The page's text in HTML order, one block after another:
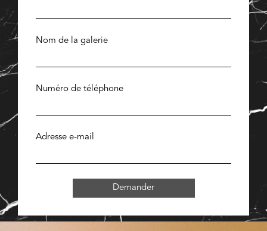
Nom de la galerie
Numéro de téléphone
Adresse e-mail
Demander